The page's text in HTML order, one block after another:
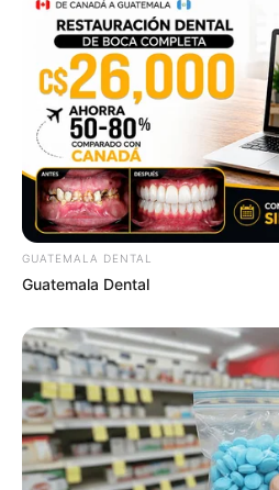
GUATEMALA DENTAL
Guatemala Dental